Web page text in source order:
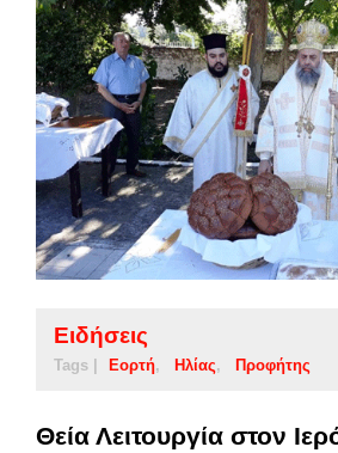
Ειδήσεις
Tags | Εορτή Ηλίας Προφήτης
Θεία Λειτουργία στον